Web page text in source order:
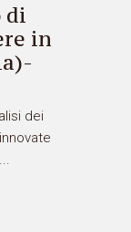
di
in
dei